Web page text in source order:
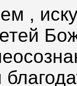
,